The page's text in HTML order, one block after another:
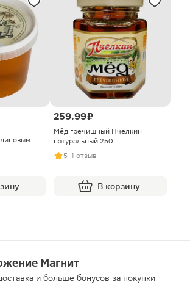
259.99 ₽
Мёд гречишный Пчелкин
натуральный 250г
5· 1 отзыв
В корзину
Магнит
и больше бонусов за покупки